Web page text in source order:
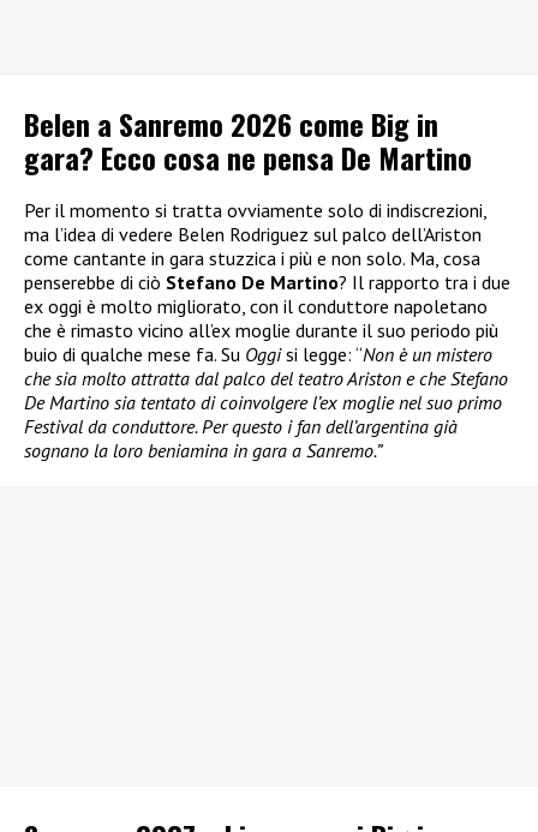
Belen a Sanremo 2026 come Big in
gara? Ecco cosa ne pensa De Martino
Per il momento si tratta ovviamente solo di indiscrezioni,
ma l’idea di vedere Belen Rodriguez sul palco dell’Ariston
come cantante in gara stuzzica i più e non solo. Ma, cosa
penserebbe di ciò Stefano De Martino? Il rapporto tra i due
ex oggi è molto migliorato, con il conduttore napoletano
che è rimasto vicino all’ex moglie durante il suo periodo più
buio di qualche mese fa. Su Oggisi legge: “Non è un mistero
che sia molto attratta dal palco del teatro Ariston e che Stefano
De Martino sia tentato di coinvolgere l’ex moglie nel suo primo
Festival da conduttore. Per questo i fan dell’argentina già
sognano la loro beniamina in gara a Sanremo.”